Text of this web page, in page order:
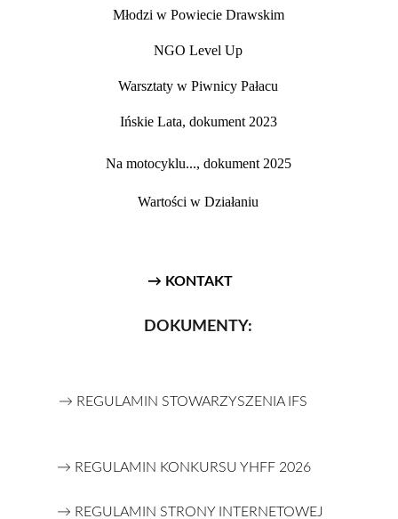
Młodzi w Powiecie Drawskim
NGO Level Up
Warsztaty w Piwnicy Pałacu
Ińskie Lata, dokument 2023
Na motocyklu..., dokument 2025
→ REGULAMIN STOWARZYSZENIA IFS
→ REGULAMIN KONKURSU YHFF 2026
→ REGULAMIN STRONY INTERNETOWEJ
DOKUMENTY:
→ KONTAKT
Wartości w Działaniu